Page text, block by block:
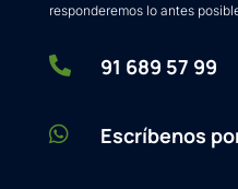
responderemos lo antes
 91 689 57 99
 Escríbenos